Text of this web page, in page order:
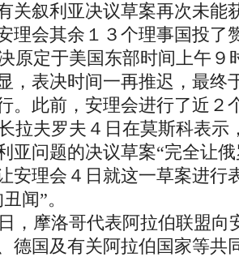
关叙利亚决议草案再次未能
理会其余１３个理事国投了
原定于美国东部时间上午９
，表决时间一再推迟，最终
。此前，安理会进行了近２
拉夫罗夫４日在莫斯科表示
亚问题的决议草案“完全让
安理会４日就这一草案进行
闻”。
，摩洛哥代表阿拉伯联盟向
德国及有关阿拉伯国家等共